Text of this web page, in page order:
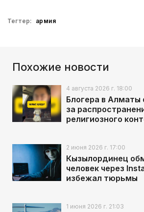
Тегтер: армия
Похожие новости
4 августа 2026 г. 18:00
Блогера в
за
религиозного
2 июня 2026 г. 17:00
Кызылординец
человек через
избежал тюрьмы
1 июня 2026 г. 21:03